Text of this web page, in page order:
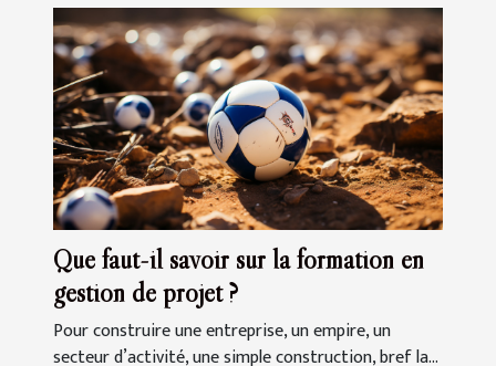
Que faut-il savoir sur la formation en
gestion de projet ?
Pour construire une entreprise, un empire, un
secteur d’activité, une simple construction, bref la...